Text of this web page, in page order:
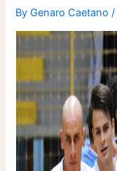
ByGenaro Caetano